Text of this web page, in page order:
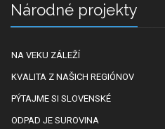
Národné projekty
NA VEKU ZÁLEŽÍ
KVALITA Z NAŠICH REGIÓNOV
PÝTAJME SI SLOVENSKÉ
ODPAD JE SUROVINA